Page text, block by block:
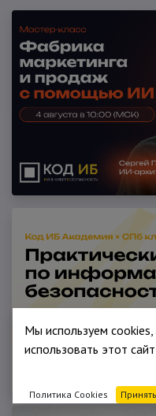
Мы используем
использовать этот
Политика Cookies Принять